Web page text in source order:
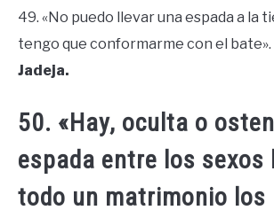
49. «No puedo llevar una espada a la
tengo que conformarme con el bate».
Jadeja.
50. «Hay, oculta o
espada entre los sexos
todo un matrimonio los